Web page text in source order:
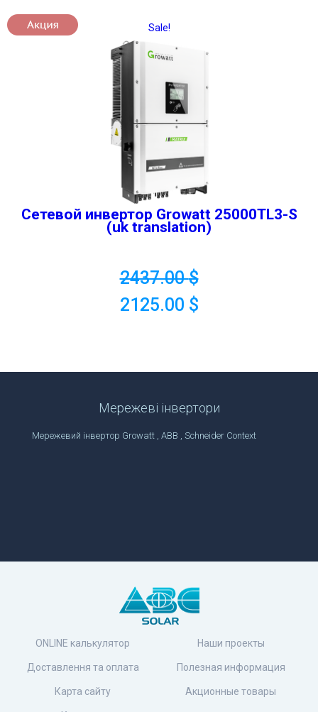
Sale!
Сетевой инвертор Growatt 25000TL3-S
(uk translation)
2437.00$
2125.00 $
Мережеві інвертори
Мережевий інвертор Growatt , ABB , Schneider Context
ONLINE калькулятор
Доставлення та оплата
Карта сайту
Наши проекты
Полезная информация
Акционные товары